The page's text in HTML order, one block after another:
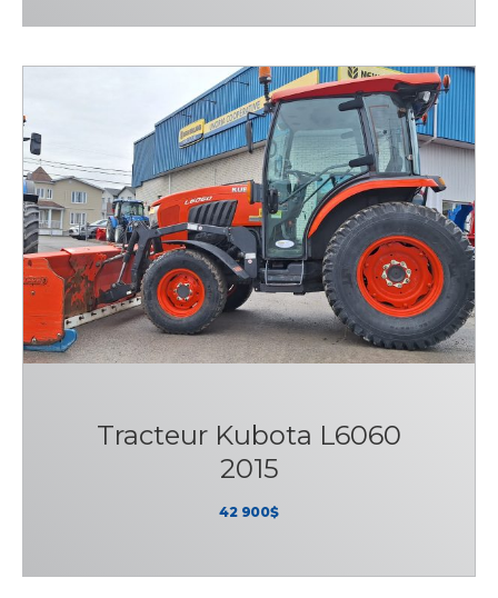
Tracteur Kubota L6060
2015
42 900$